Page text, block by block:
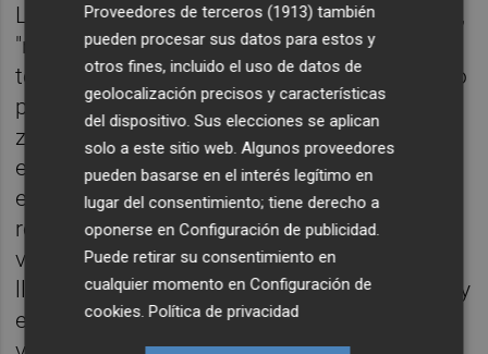
La actuación para la reapertura de la piscina,
"realizada de urgencia", ha consistido en
terminar de demoler el cerramiento afectado
por el siniestro, asegurar el resto de las
zonas afectadas, retirar los escombros y
enseres, instalar un cerramiento provisional
en la zona de las carpinterías afectadas,
repasar la instalación eléctrica afectada,
vaciar y limpiar el vaso de la piscina, y
llenarla nuevo incluyendo su calentamiento y
el del ambiente de acuerdo con la normativa
Proveedores de terceros (1913) también
pueden procesar sus datos para estos y
otros fines, incluido el uso de datos de
geolocalización precisos y características
del dispositivo. Sus elecciones se aplican
solo a este sitio web. Algunos proveedores
pueden basarse en el interés legítimo en
lugar del consentimiento; tiene derecho a
oponerse enConfiguración de publicidad
Puede retirar su consentimiento en
cualquier momento enConfiguración de
cookies .Política de privacidad